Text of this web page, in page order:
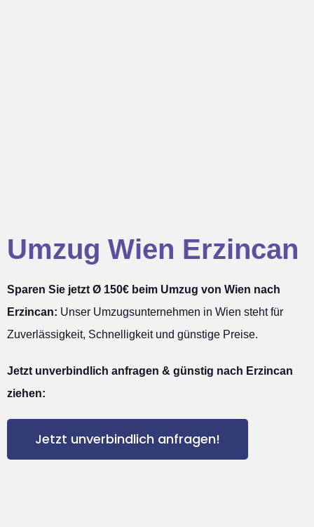
Umzug Wien Erzincan
Sparen Sie jetzt Ø 150€ beim Umzug von Wien nach
Erzincan: Unser Umzugsunternehmen in Wien steht für
Zuverlässigkeit, Schnelligkeit und günstige Preise.
Jetzt unverbindlich anfragen & günstig nach Erzincan
ziehen:
Jetzt unverbindlich anfragen!